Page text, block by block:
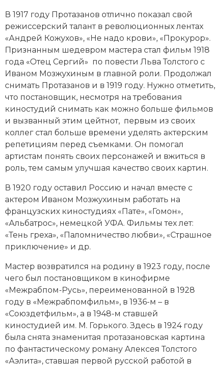
В 1917 году Протазанов отлично показал свой
режиссерский талант в революционных лентах
«Андрей Кожухов», «Не надо крови», «Прокурор».
Признанным шедевром мастера стал фильм 1918
года «Отец Сергий» по повести Льва Толстого с
Иваном Мозжухиным в главной роли. Продолжал
снимать Протазанов и в 1919 году. Нужно отметить,
что постановщик, несмотря на требования
киностудий снимать как можно больше фильмов
и вызванный этим цейтнот, первым из своих
коллег стал больше времени уделять актерским
репетициям перед съемками. Он помогал
артистам понять своих персонажей и вжиться в
роль, тем самым улучшая качество своих картин.
В 1920 году оставил Россию и начал вместе с
актером Иваном Мозжухиным работать на
французских киностудиях «Пате», «Гомон»,
«Альбатрос», немецкой УФА. Фильмы тех лет:
«Тень греха», «Паломничество любви», «Страшное
приключение» и др.
Мастер возвратился на родину в 1923 году, после
чего был постановщиком в кинофирме
«Межрабпом-Русь», переименованной в 1928
году в «Межрабпомфильм», в 1936-м – в
«Союздетфильм», а в 1948-м ставшей
киностудией им. М. Горького. Здесь в 1924 году
была снята знаменитая протазановская картина
по фантастическому роману Алексея Толстого
«Аэлита», ставшая первой русской работой в